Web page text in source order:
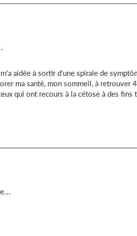
aidée à sortir d'une spirale de
ma santé, mon sommeil, à retrouver
qui ont recours à la cétose à des fins